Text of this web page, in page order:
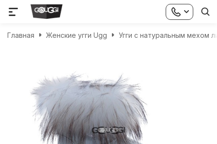
Главная Женские угги Ugg Угги с натуральным мехом